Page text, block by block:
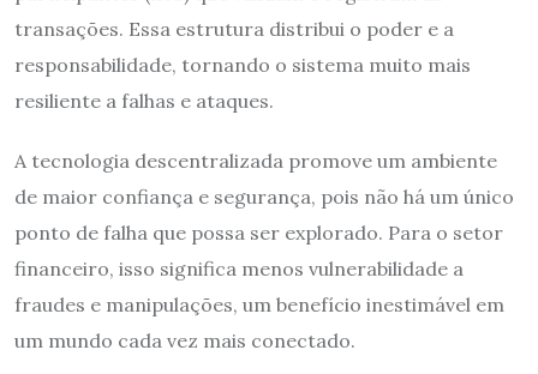
transações. Essa estrutura distribui o poder e a
responsabilidade, tornando o sistema muito mais
resiliente a falhas e ataques.
A tecnologia descentralizada promove um ambiente
de maior confiança e segurança, pois não há um único
ponto de falha que possa ser explorado. Para o setor
financeiro, isso significa menos vulnerabilidade a
fraudes e manipulações, um benefício inestimável em
um mundo cada vez mais conectado.